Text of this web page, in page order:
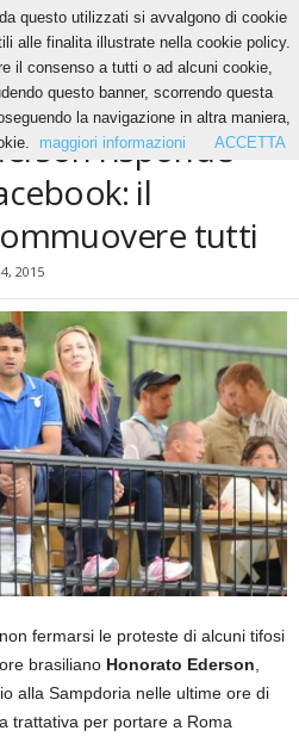
risponde agli insulti su Facebook: il messaggio fa...
risponde
il
tutti
2015
fermarsi le proteste di alcuni tifosi
brasiliano Honorato Ederson
alla Sampdoria nelle ultime ore di
trattativa per portare a Roma
questo utilizzati si avvalgono di cookie
alle finalita illustrate nella cookie policy.
il consenso a tutti o ad alcuni cookie,
questo banner, scorrendo questa
la navigazione in altra maniera,
maggiori informazioni ACCETTA